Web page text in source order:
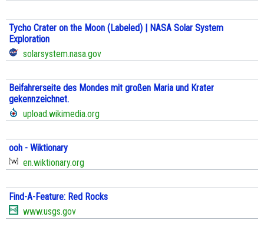
Tycho Crater on the Moon (Labeled) | NASA Solar System
Exploration
solarsystem.nasa.gov
Beifahrerseite des Mondes mit großen Maria und Krater
gekennzeichnet.
upload.wikimedia.org
ooh - Wiktionary
en.wiktionary.org
Find-A-Feature: Red Rocks
www.usgs.gov